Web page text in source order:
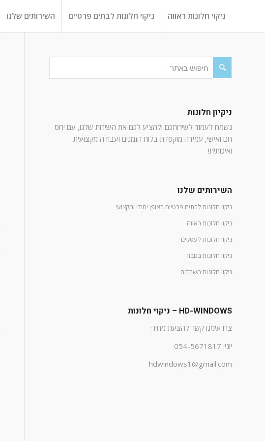
ניקוי חלונות ראווה ניקוי חלונות לבתים פרטיים השירותים שלנו
ניקיון חלונות
נשמח לעמוד לשירותכם ולהציע לכם את השירות שלנו, עם יחס
חם ואישי, עמידה מוקפדת בלוח הזמנים ועבודה מקצועית
ואיכותית!
השירותים שלנו
ניקוי חלונות לבתים פרטיים באופן יסודי ומקצועי
ניקוי חלונות ראווה
ניקוי חלונות לעסקים
ניקוי חלונות בגובה
ניקוי חלונות משרדים
HD-WINDOWS – ניקוי חלונות
צרו עימנו קשר להצעת מחיר:
יוני: 054-5671817
hdwindows1@gmail.com